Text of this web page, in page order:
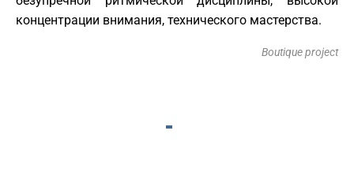
концентрации внимания, технического мастерства.
Boutique project